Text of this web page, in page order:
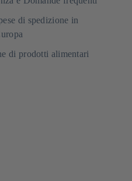
di spedizione in
di prodotti alimentari